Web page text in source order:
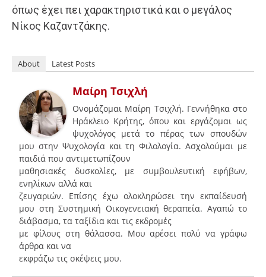
όπως έχει πει χαρακτηριστικά και ο μεγάλος
Νίκος Καζαντζάκης.
About Latest Posts
Μαίρη Τσιχλή
Ονομάζομαι Μαίρη Τσιχλή. Γεννήθηκα στο
Ηράκλειο Κρήτης, όπου και εργάζομαι ως
ψυχολόγος μετά το πέρας των σπουδών
μου στην Ψυχολογία και τη Φιλολογία. Ασχολούμαι με
παιδιά που αντιμετωπίζουν
μαθησιακές δυσκολίες, με συμβουλευτική εφήβων,
ενηλίκων αλλά και
ζευγαριών. Επίσης έχω ολοκληρώσει την εκπαίδευσή
μου στη Συστημική Οικογενειακή θεραπεία. Αγαπώ το
διάβασμα, τα ταξίδια και τις εκδρομές
με φίλους στη θάλασσα. Μου αρέσει πολύ να γράφω
άρθρα και να
εκφράζω τις σκέψεις μου.